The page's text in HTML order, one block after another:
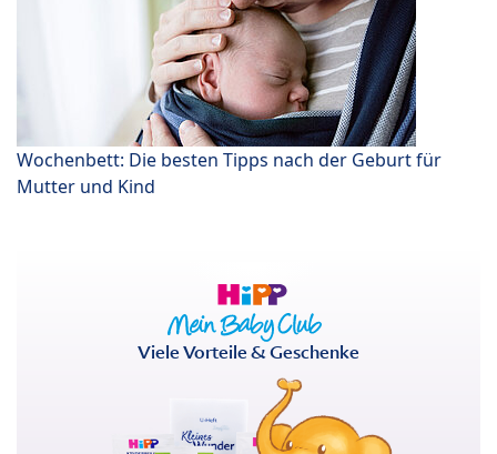
Wochenbett: Die besten Tipps nach der Geburt für
Mutter und Kind
Viele Vorteile & Geschenke